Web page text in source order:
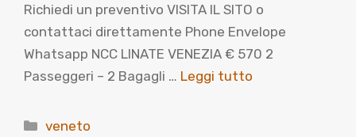
Richiedi un preventivo VISITA IL SITO o
contattaci direttamente Phone Envelope
Whatsapp NCC LINATE VENEZIA € 570 2
Passeggeri – 2 Bagagli … Leggi tutto
Categorie
veneto